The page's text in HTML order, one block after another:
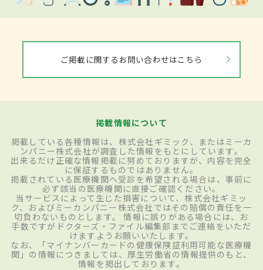
ご掲載に関するお問い合わせはこちら
掲載情報について
掲載している各種情報は、株式会社ギミック、またはミーカ
ンパニー株式会社が調査した情報をもとにしています。
出来るだけ正確な情報掲載に努めておりますが、内容を完全
に保証するものではありません。
掲載されている医療機関へ受診を希望される場合は、事前に
必ず該当の医療機関に直接ご確認ください。
当サービスによって生じた損害について、株式会社ギミッ
ク、およびミーカンパニー株式会社ではその賠償の責任を一
切負わないものとします。 情報に誤りがある場合には、お
手数ですがドクターズ・ファイル編集部までご連絡をいただ
けますようお願いいたします。
なお、「マイナンバーカードの健康保険証利用可能な医療機
関」の情報につきましては、厚生労働省の情報提供のもと、
情報を掲出しております。